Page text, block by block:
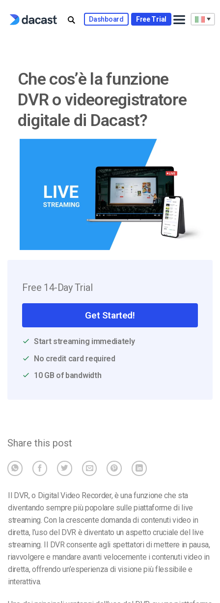
Dashboard Free Trial
Che cos’è la funzione
DVR o videoregistratore
digitale di Dacast?
Free 14-Day Trial
Get Started!
Start streaming immediately
No credit card required
10 GB of bandwidth
Share this post
Il DVR, o Digital Video Recorder, è una funzione che sta
diventando sempre più popolare sulle piattaforme di live
streaming. Con la crescente domanda di contenuti video in
diretta, l’uso del DVR è diventato un aspetto cruciale del live
streaming. Il DVR consente agli spettatori di mettere in pausa,
riavvolgere e mandare avanti velocemente i contenuti video in
diretta, offrendo un’esperienza di visione più flessibile e
interattiva.